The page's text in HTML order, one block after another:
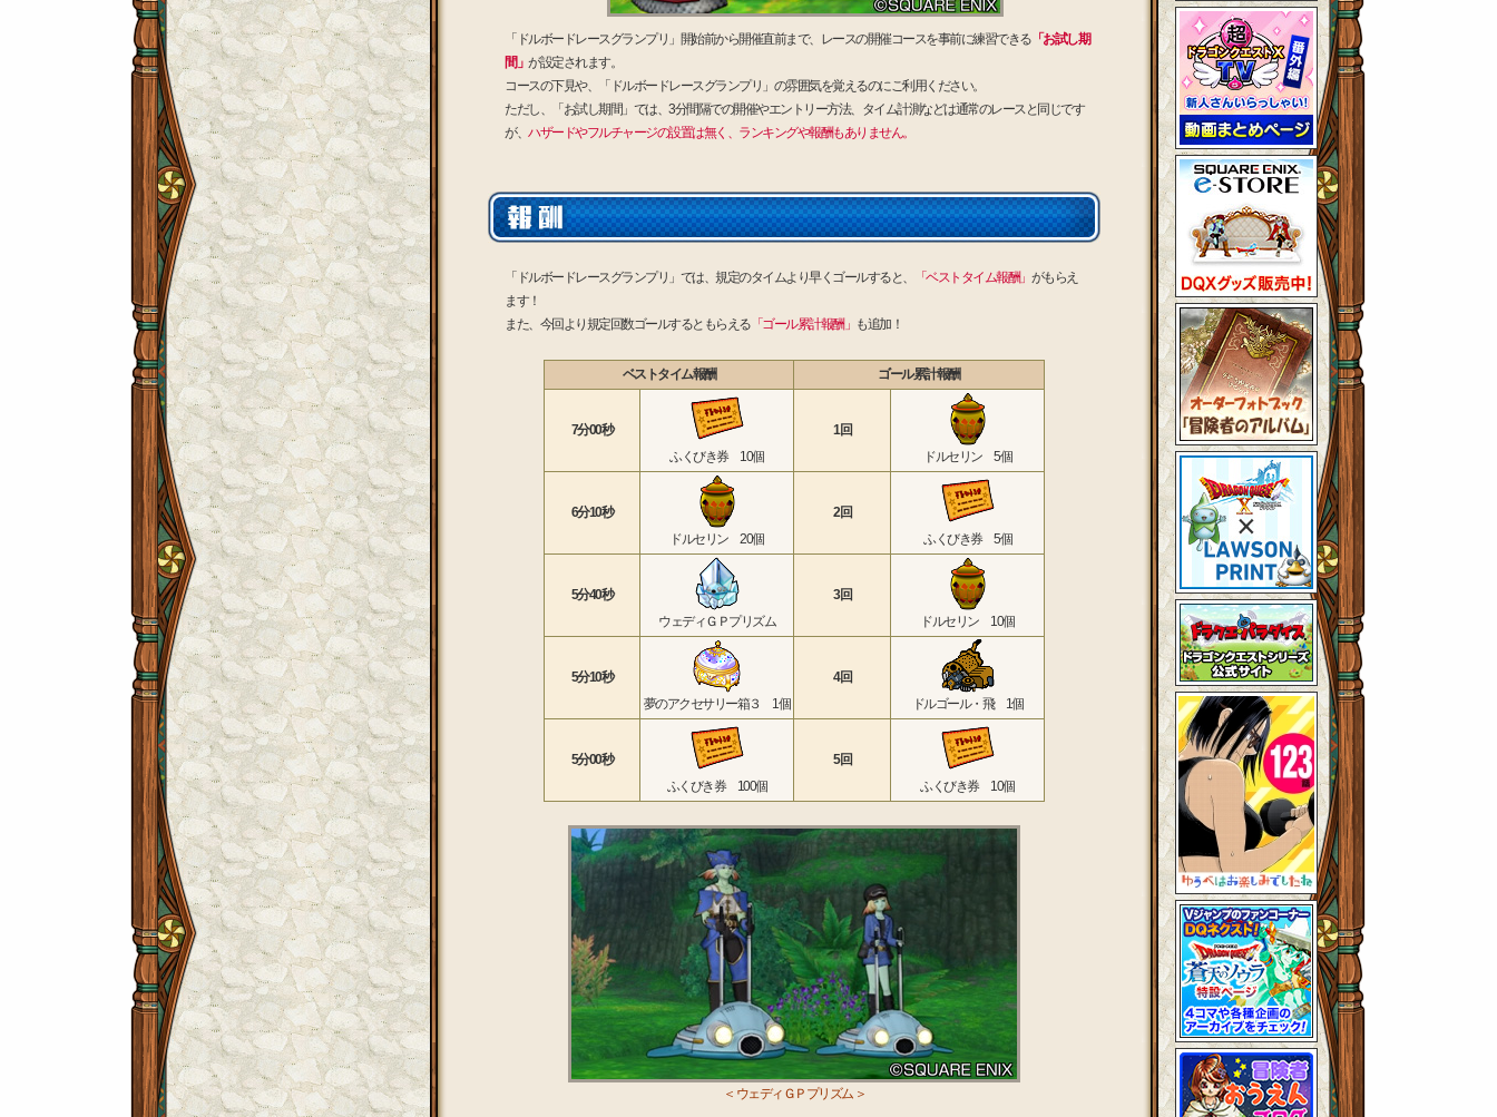
「ドルボードレースグランプリ」開始前から開催直前まで、レースの開催コースを事前に練習できる「お試し期
間」 が設定されます。
コースの下見や、「ドルボードレースグランプリ」の雰囲気を覚えるのにご利用ください。
ただし、「お試し期間」では、3分間隔での開催やエントリー方法、タイム計測などは通常のレースと同じです
が、 ハザードやフルチャージの設置は無く、ランキングや報酬もありません。
「ドルボードレースグランプリ」では、規定のタイムより早くゴールすると、 「ベストタイム報酬」 がもらえ
ます！
また、今回より規定回数ゴールするともらえる「ゴール累計報酬」 も追加！
ベストタイム報酬 ゴール累計報酬
7分00秒
ふくびき券 10個
1回
ドルセリン 5個
6分10秒
ドルセリン 20個
2回
ふくびき券 5個
5分40秒
ウェディＧＰプリズム
3回
ドルセリン 10個
5分10秒
夢のアクセサリー箱３ 1個
4回
ドルゴール・飛 1個
5分00秒
ふくびき券 100個
5回
ふくびき券 10個
＜ ウェディＧＰプリズム ＞